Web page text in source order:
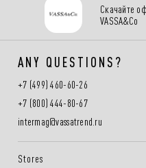
Скачайте
VASSA&Co
ANY QUESTIONS?
+7 (499) 460-60-26
+7 (800) 444-80-67
intermag@vassatrend.ru
Stores